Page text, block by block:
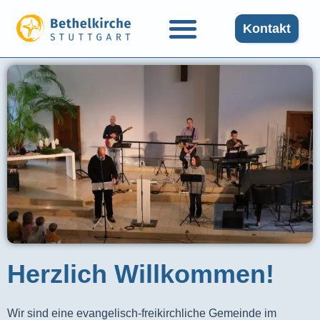
Kontakt
Herzlich Willkommen!
Wir sind eine evangelisch-freikirchliche Gemeinde im